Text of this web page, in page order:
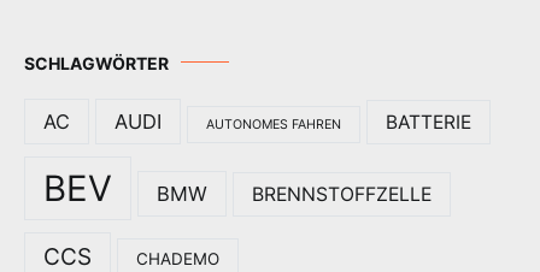
SCHLAGWÖRTER
AC AUDI AUTONOMES FAHREN BATTERIE
BEV BMW BRENNSTOFFZELLE
CCS CHADEMO